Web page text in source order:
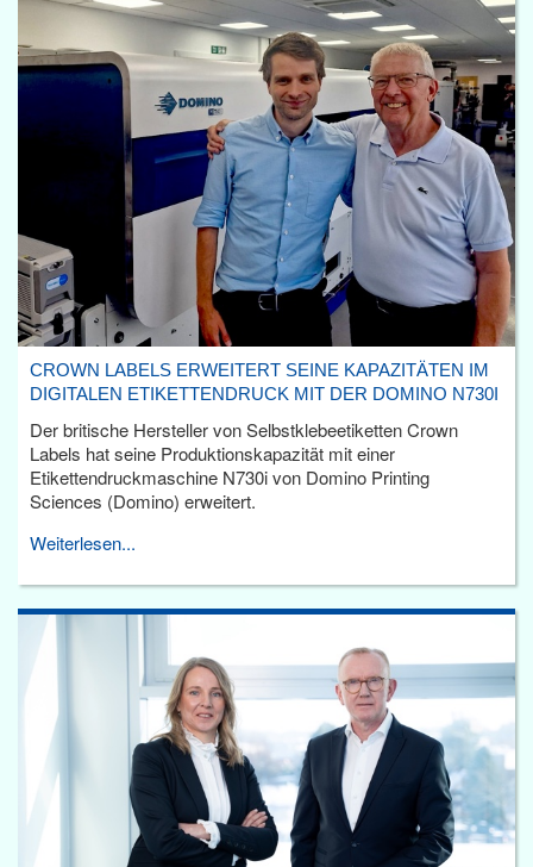
CROWN LABELS ERWEITERT SEINE KAPAZITÄTEN IM
DIGITALEN ETIKETTENDRUCK MIT DER DOMINO N730I
Der britische Hersteller von Selbstklebeetiketten Crown
Labels hat seine Produktionskapazität mit einer
Etikettendruckmaschine N730i von Domino Printing
Sciences (Domino) erweitert.
Weiterlesen...